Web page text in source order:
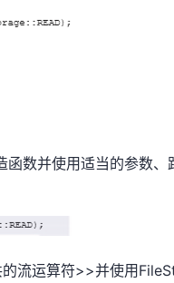
数并使用适当的参数
流运算符>>并使用